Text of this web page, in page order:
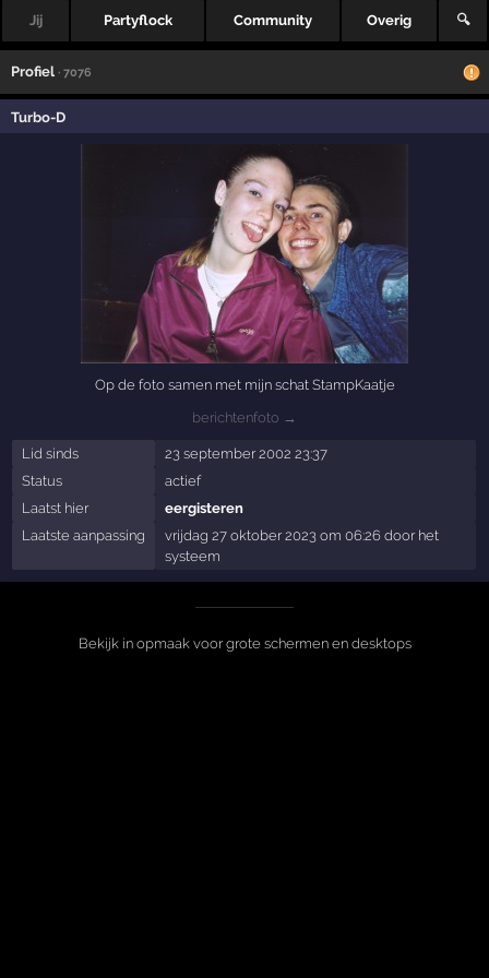
Jij Partyflock Community Overig 🔍
Profiel · 7076
Turbo-D
Op de foto samen met mijn schat StampKaatje
berichtenfoto →
Lid sinds
23 september 2002 23:37
Status
actief
Laatst hier
eergisteren
Laatste aanpassing
vrijdag 27 oktober 2023 om 06:26 door het
systeem
Bekijk in opmaak voor grote schermen en desktops